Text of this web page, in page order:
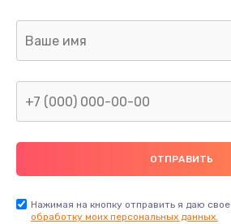
Нажимая на кнопку отправить я даю свое
обработку моих персональных данных.